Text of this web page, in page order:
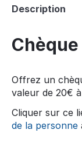
Description
Offrez un
valeur de 20€
Cliquer sur ce
de la personne